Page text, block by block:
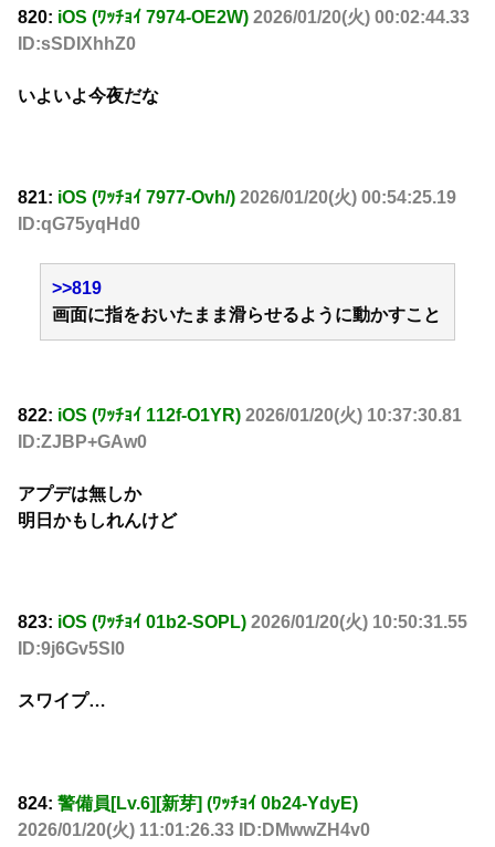
820: iOS (ﾜｯﾁｮｲ 7974-OE2W) 2026/01/20(火) 00:02:44.33
ID:sSDIXhhZ0
いよいよ今夜だな
821: iOS (ﾜｯﾁｮｲ 7977-Ovh/) 2026/01/20(火) 00:54:25.19
ID:qG75yqHd0
>>819
画面に指をおいたまま滑らせるように動かすこと
822: iOS (ﾜｯﾁｮｲ 112f-O1YR) 2026/01/20(火) 10:37:30.81
ID:ZJBP+GAw0
アプデは無しか
明日かもしれんけど
823: iOS (ﾜｯﾁｮｲ 01b2-SOPL) 2026/01/20(火) 10:50:31.55
ID:9j6Gv5Sl0
スワイプ…
824: 警備員[Lv.6][新芽] (ﾜｯﾁｮｲ 0b24-YdyE)
2026/01/20(火) 11:01:26.33 ID:DMwwZH4v0